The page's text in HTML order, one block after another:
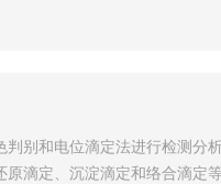
判别和电位滴定法进行检测分
原滴定、沉淀滴定和络合滴定